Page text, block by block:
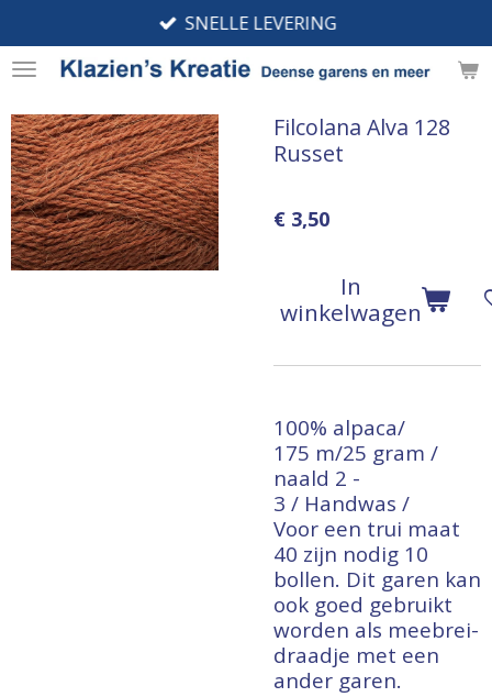
direct
naar
hoofdinhoud
SNELLE LEVERING
Filcolana Alva 128
Russet
€ 3,50
In
winkelwagen
100% alpaca/
175 m/25 gram /
naald 2 -
3 / Handwas /
Voor een trui maat
40 zijn nodig 10
bollen. Dit garen kan
ook goed gebruikt
worden als meebrei-
draadje met een
ander garen.